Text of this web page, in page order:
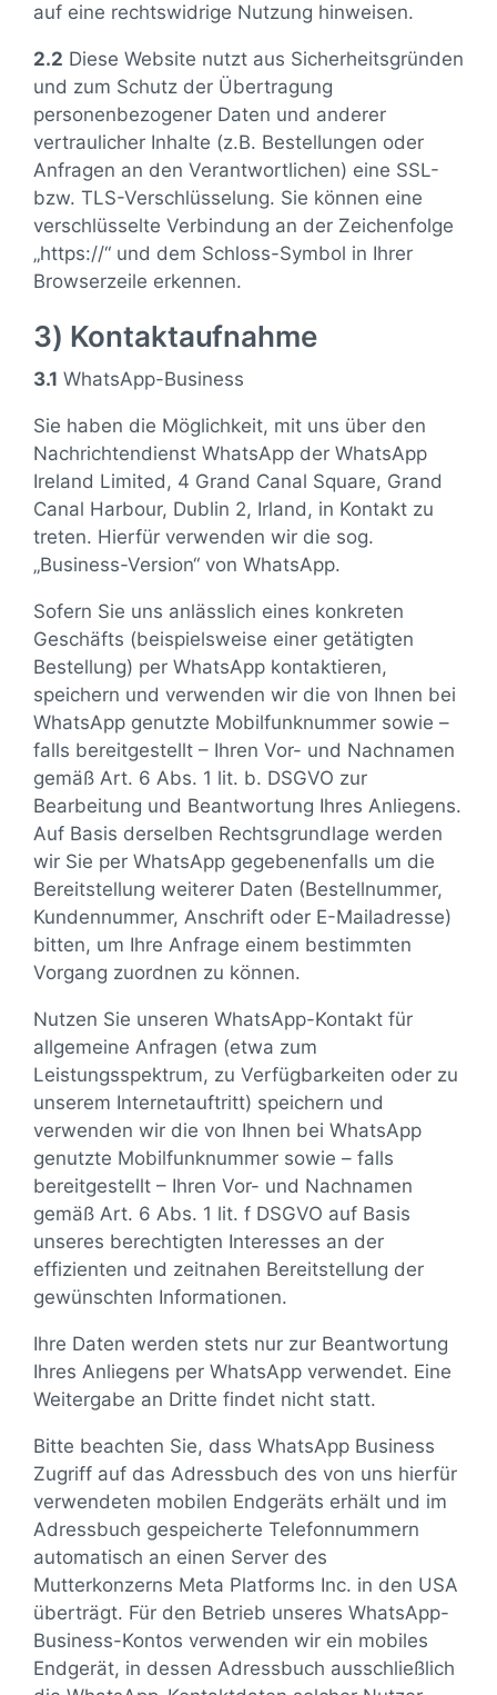
auf eine rechtswidrige Nutzung hinweisen.
2.2 Diese Website nutzt aus Sicherheitsgründen
und zum Schutz der Übertragung
personenbezogener Daten und anderer
vertraulicher Inhalte (z.B. Bestellungen oder
Anfragen an den Verantwortlichen) eine SSL-
bzw. TLS-Verschlüsselung. Sie können eine
verschlüsselte Verbindung an der Zeichenfolge
„https://“ und dem Schloss-Symbol in Ihrer
Browserzeile erkennen.
3) Kontaktaufnahme
3.1 WhatsApp-Business
Sie haben die Möglichkeit, mit uns über den
Nachrichtendienst WhatsApp der WhatsApp
Ireland Limited, 4 Grand Canal Square, Grand
Canal Harbour, Dublin 2, Irland, in Kontakt zu
treten. Hierfür verwenden wir die sog.
„Business-Version“ von WhatsApp.
Sofern Sie uns anlässlich eines konkreten
Geschäfts (beispielsweise einer getätigten
Bestellung) per WhatsApp kontaktieren,
speichern und verwenden wir die von Ihnen bei
WhatsApp genutzte Mobilfunknummer sowie –
falls bereitgestellt – Ihren Vor- und Nachnamen
gemäß Art. 6 Abs. 1 lit. b. DSGVO zur
Bearbeitung und Beantwortung Ihres Anliegens.
Auf Basis derselben Rechtsgrundlage werden
wir Sie per WhatsApp gegebenenfalls um die
Bereitstellung weiterer Daten (Bestellnummer,
Kundennummer, Anschrift oder E-Mailadresse)
bitten, um Ihre Anfrage einem bestimmten
Vorgang zuordnen zu können.
Nutzen Sie unseren WhatsApp-Kontakt für
allgemeine Anfragen (etwa zum
Leistungsspektrum, zu Verfügbarkeiten oder zu
unserem Internetauftritt) speichern und
verwenden wir die von Ihnen bei WhatsApp
genutzte Mobilfunknummer sowie – falls
bereitgestellt – Ihren Vor- und Nachnamen
gemäß Art. 6 Abs. 1 lit. f DSGVO auf Basis
unseres berechtigten Interesses an der
effizienten und zeitnahen Bereitstellung der
gewünschten Informationen.
Ihre Daten werden stets nur zur Beantwortung
Ihres Anliegens per WhatsApp verwendet. Eine
Weitergabe an Dritte findet nicht statt.
Bitte beachten Sie, dass WhatsApp Business
Zugriff auf das Adressbuch des von uns hierfür
verwendeten mobilen Endgeräts erhält und im
Adressbuch gespeicherte Telefonnummern
automatisch an einen Server des
Mutterkonzerns Meta Platforms Inc. in den USA
überträgt. Für den Betrieb unseres WhatsApp-
Business-Kontos verwenden wir ein mobiles
Endgerät, in dessen Adressbuch ausschließlich